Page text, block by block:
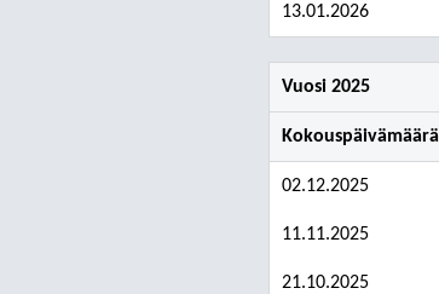
13.01.2026
Vuosi 2025
Kokouspäivämäärä
02.12.2025
11.11.2025
21.10.2025